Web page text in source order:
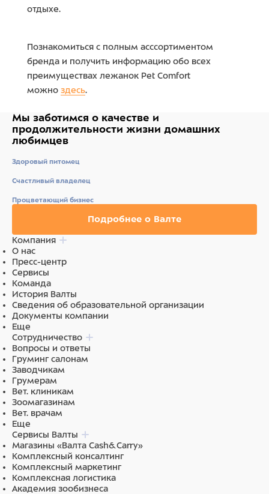
отдыхе.
Познакомиться с полным асссортиментом
бренда и получить информацию обо всех
преимуществах лежанок Pet Comfort
можно здесь.
Мы заботимся о качестве и
продолжительности жизни домашних
любимцев
Здоровый питомец
Счастливый владелец
Процветающий бизнес
Подробнее о Валте
Компания
О нас
Пресс-центр
Сервисы
Команда
История Валты
Сведения об образовательной организации
Документы компании
Еще
Сотрудничество
Вопросы и ответы
Груминг салонам
Заводчикам
Грумерам
Вет. клиникам
Зоомагазинам
Вет. врачам
Еще
Сервисы Валты
Магазины «Валта Cash&Carry»
Комплексный консалтинг
Комплексный маркетинг
Комплексная логистика
Академия зообизнеса